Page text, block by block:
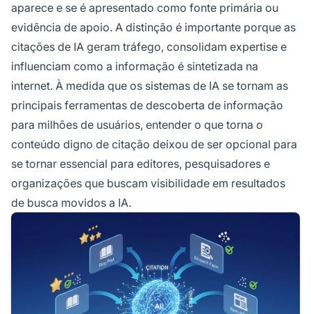
aparece e se é apresentado como fonte primária ou
evidência de apoio. A distinção é importante porque as
citações de IA geram tráfego, consolidam expertise e
influenciam como a informação é sintetizada na
internet. À medida que os sistemas de IA se tornam as
principais ferramentas de descoberta de informação
para milhões de usuários, entender o que torna o
conteúdo digno de citação deixou de ser opcional para
se tornar essencial para editores, pesquisadores e
organizações que buscam visibilidade em resultados
de busca movidos a IA.